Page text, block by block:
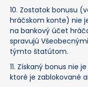
10. Zostatok bonusu
hráčskom konte) nie
na bankový účet
spravujú
týmto štatútom.
11. Získaný bonus nie
ktoré je zablokované